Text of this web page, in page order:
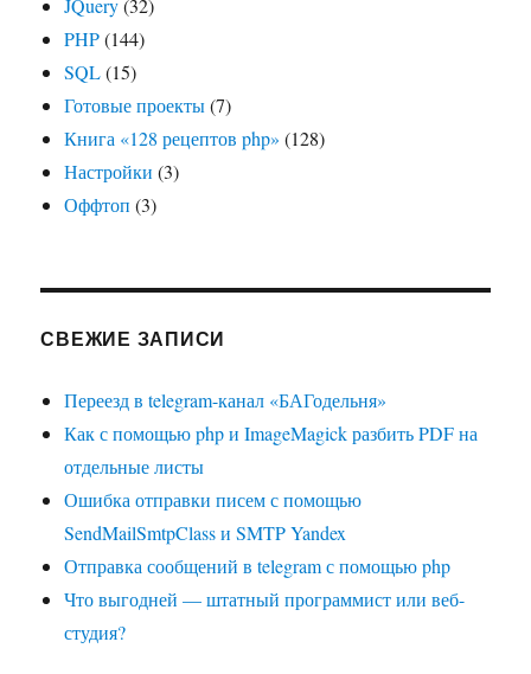
JQuery(32)
PHP(144)
SQL(15)
Готовые проекты(7)
Книга «128 рецептов php» (128)
Настройки (3)
Оффтоп (3)
СВЕЖИЕ ЗАПИСИ
Переезд в telegram-канал «БАГодельня»
Как с помощью php и ImageMagick разбить PDF на
отдельные листы
Ошибка отправки писем с помощью
SendMailSmtpClass и SMTP Yandex
Отправка сообщений в telegram с помощью php
Что выгодней — штатный программист или веб-
студия?